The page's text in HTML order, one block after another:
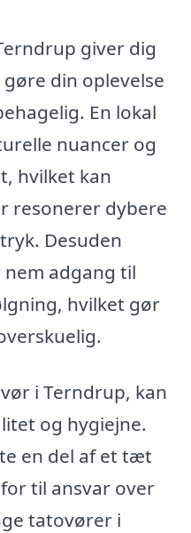
giver dig
din oplevelse
En lokal
nuancer og
hvilket kan
resonerer dybere
Desuden
adgang til
hvilket gør
i Terndrup, kan
og hygiejne.
en del af et tæt
til ansvar over
tatovører i